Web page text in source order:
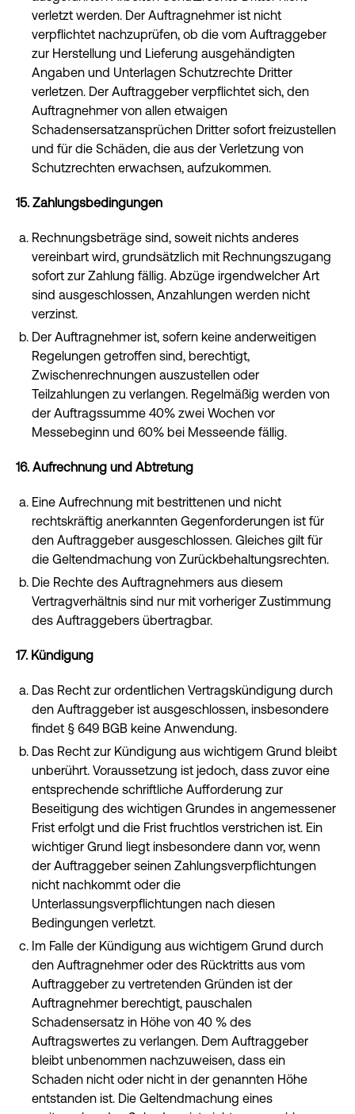
verletzt werden. Der Auftragnehmer ist nicht
verpflichtet nachzuprüfen, ob die vom Auftraggeber
zur Herstellung und Lieferung ausgehändigten
Angaben und Unterlagen Schutzrechte Dritter
verletzen. Der Auftraggeber verpflichtet sich, den
Auftragnehmer von allen etwaigen
Schadensersatzansprüchen Dritter sofort freizustellen
und für die Schäden, die aus der Verletzung von
Schutzrechten erwachsen, aufzukommen.
15. Zahlungsbedingungen
Rechnungsbeträge sind, soweit nichts anderes
vereinbart wird, grundsätzlich mit Rechnungszugang
sofort zur Zahlung fällig. Abzüge irgendwelcher Art
sind ausgeschlossen, Anzahlungen werden nicht
verzinst.
Der Auftragnehmer ist, sofern keine anderweitigen
Regelungen getroffen sind, berechtigt,
Zwischenrechnungen auszustellen oder
Teilzahlungen zu verlangen. Regelmäßig werden von
der Auftragssumme 40% zwei Wochen vor
Messebeginn und 60% bei Messeende fällig.
16. Aufrechnung und Abtretung
Eine Aufrechnung mit bestrittenen und nicht
rechtskräftig anerkannten Gegenforderungen ist für
den Auftraggeber ausgeschlossen. Gleiches gilt für
die Geltendmachung von Zurückbehaltungsrechten.
Die Rechte des Auftragnehmers aus diesem
Vertragverhältnis sind nur mit vorheriger Zustimmung
des Auftraggebers übertragbar.
17. Kündigung
Das Recht zur ordentlichen Vertragskündigung durch
den Auftraggeber ist ausgeschlossen, insbesondere
findet § 649 BGB keine Anwendung.
Das Recht zur Kündigung aus wichtigem Grund bleibt
unberührt. Voraussetzung ist jedoch, dass zuvor eine
entsprechende schriftliche Aufforderung zur
Beseitigung des wichtigen Grundes in angemessener
Frist erfolgt und die Frist fruchtlos verstrichen ist. Ein
wichtiger Grund liegt insbesondere dann vor, wenn
der Auftraggeber seinen Zahlungsverpflichtungen
nicht nachkommt oder die
Unterlassungsverpflichtungen nach diesen
Bedingungen verletzt.
Im Falle der Kündigung aus wichtigem Grund durch
den Auftragnehmer oder des Rücktritts aus vom
Auftraggeber zu vertretenden Gründen ist der
Auftragnehmer berechtigt, pauschalen
Schadensersatz in Höhe von 40 % des
Auftragswertes zu verlangen. Dem Auftraggeber
bleibt unbenommen nachzuweisen, dass ein
Schaden nicht oder nicht in der genannten Höhe
entstanden ist. Die Geltendmachung eines